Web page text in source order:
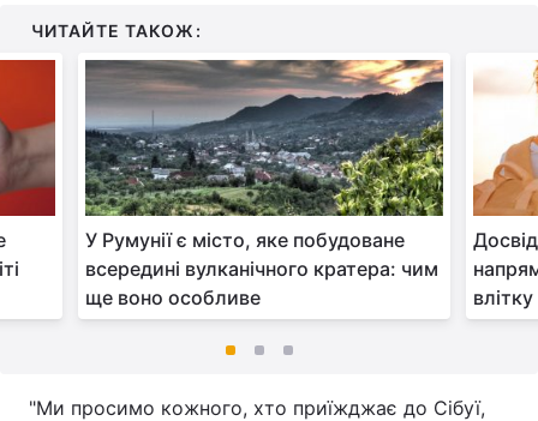
ЧИТАЙТЕ ТАКОЖ:
У Румунії є місто, яке побудоване
всередині вулканічного кратера: чим
ще воно особливе
"Ми просимо кожного, хто приїжджає до Сібуї,